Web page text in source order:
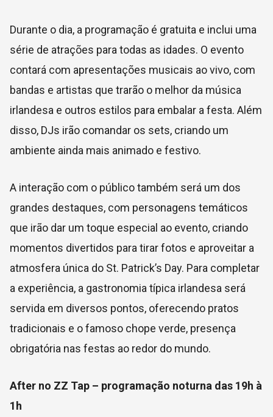
Durante o dia, a programação é gratuita e inclui uma
série de atrações para todas as idades. O evento
contará com apresentações musicais ao vivo, com
bandas e artistas que trarão o melhor da música
irlandesa e outros estilos para embalar a festa. Além
disso, DJs irão comandar os sets, criando um
ambiente ainda mais animado e festivo.
A interação com o público também será um dos
grandes destaques, com personagens temáticos
que irão dar um toque especial ao evento, criando
momentos divertidos para tirar fotos e aproveitar a
atmosfera única do St. Patrick’s Day. Para completar
a experiência, a gastronomia típica irlandesa será
servida em diversos pontos, oferecendo pratos
tradicionais e o famoso chope verde, presença
obrigatória nas festas ao redor do mundo.
After no ZZ Tap – programação noturna das 19h à
1h